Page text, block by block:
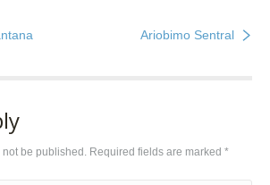
Ariobimo Sentral
be published. Required fields are marked *